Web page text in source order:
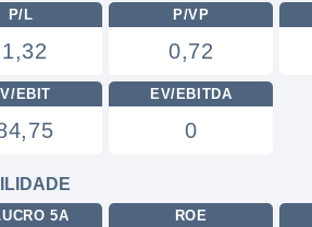
P/L P/VP
0,72
EBIT EV/EBITDA
0
5A ROE